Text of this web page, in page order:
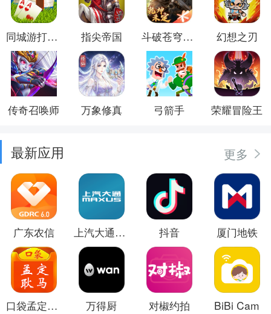
同城游打大尖 指尖帝国 斗破苍穹：异火重燃 幻想之刃
传奇召唤师 万象修真 弓箭手 荣耀冒险王
最新应用 更多
广东农信 上汽大通MAXUS 抖音 厦门地铁
口袋孟定耿马 万得厨 对椒约拍 BiBi Cam